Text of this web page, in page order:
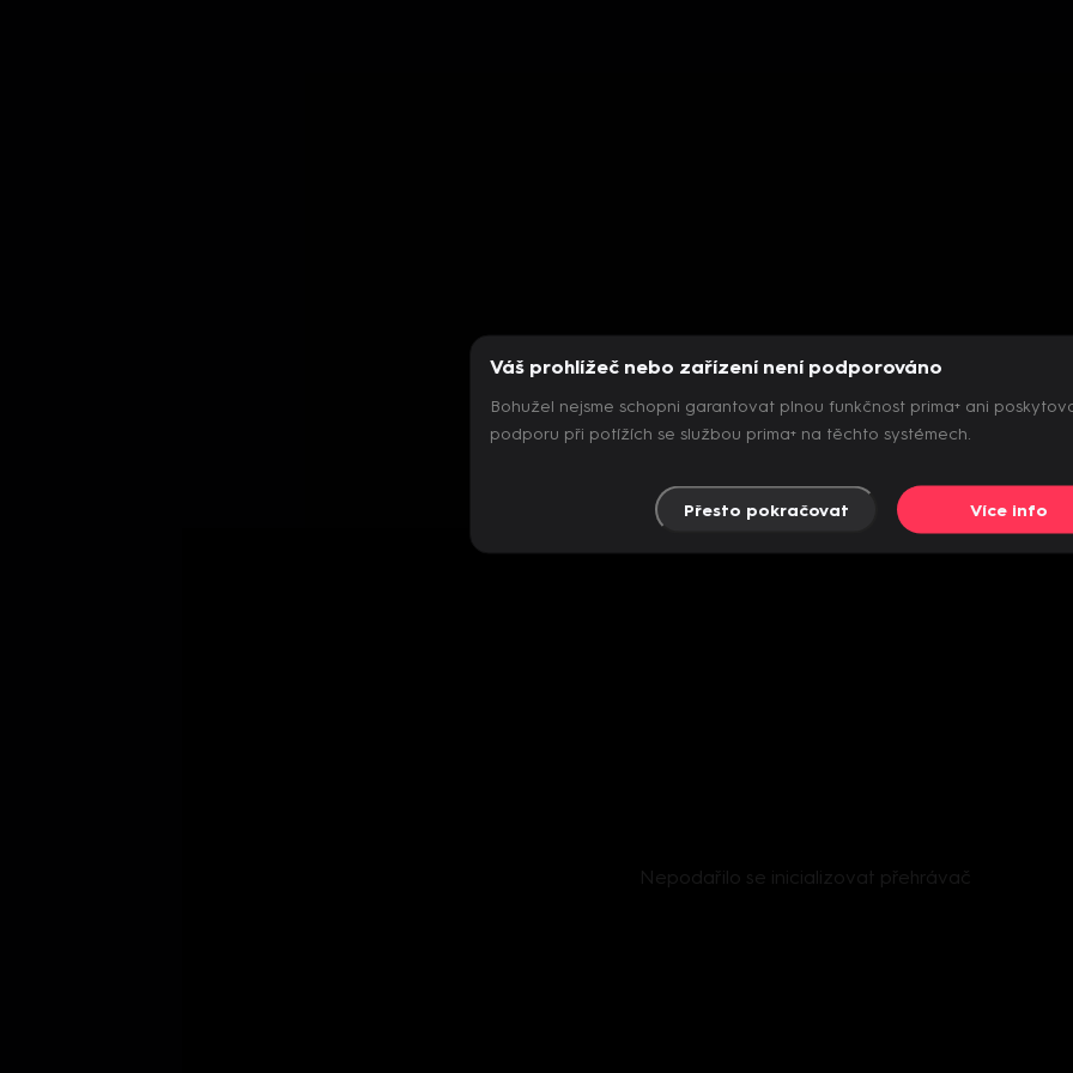
Nepodařilo se inicializovat přehrávač
Váš prohlížeč nebo zařízení není podporováno
Bohužel nejsme schopni garantovat plnou funkčnost prima+ ani
podporu při potížích se službou prima+ na těchto systémech.
Přesto pokračovat Více info